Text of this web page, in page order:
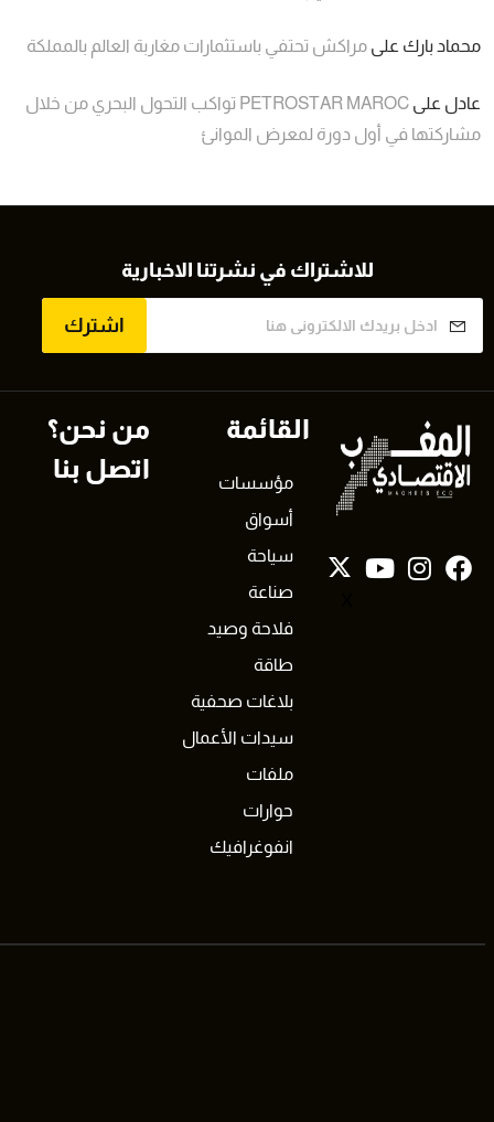
محماد بارك على مراكش تحتفي باستثمارات مغاربة العالم بالمملكة
عادل على
PETROSTAR MAROC تواكب التحول البحري من خلال
مشاركتها في أول دورة لمعرض الموانئ
للاشتراك في نشرتنا الاخبارية
اشترك
القائمة
مؤسسات
أسواق
سياحة
صناعة
فلاحة وصيد
طاقة
بلاغات صحفية
سيدات الأعمال
ملفات
حوارات
انفوغرافيك
من نحن؟
اتصل بنا